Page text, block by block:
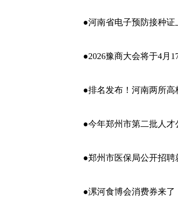
●河南省电子预防接种证
●2026豫商大会将于4月
●排名发布！河南两所高
●今年郑州市第二批人才
●郑州市医保局公开招聘
●漯河食博会消费券来了